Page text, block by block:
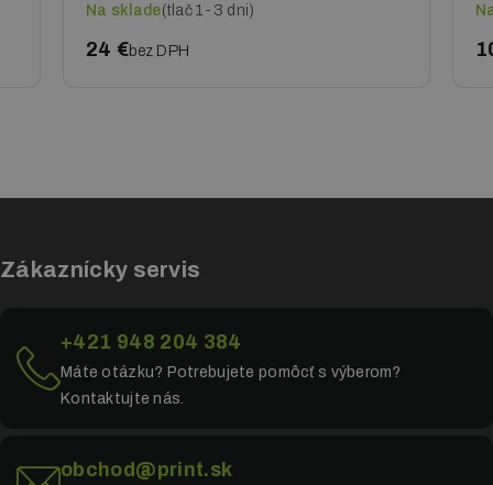
Na sklade(tlač 1-3 dni)
24 €bez DPH
Zákaznícky servis
+421 948 204 384
Máte otázku? Potrebujete pomôcť s výberom?
Kontaktujte nás.
obchod@print.sk